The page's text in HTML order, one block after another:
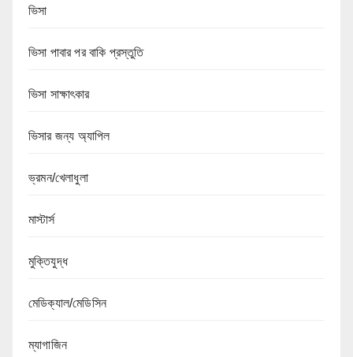
ভিসা
ভিসা পাবার পর বাকি প্রস্তুতি
ভিসা সাক্ষাৎকার
ভিসার জন্য অ্যাপিল
ভ্রমন/খেলাধুলা
মাস্টার্স
মুক্তিযুদ্ধ
মেডিক্যাল/মেডিসিন
ম্যাগাজিন